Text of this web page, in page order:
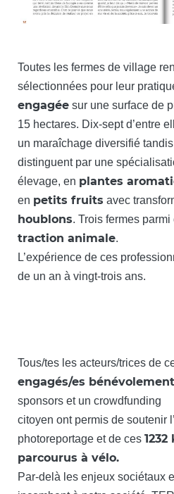
Toutes les fermes de village
sélectionnées pour leur
engagée sur une surface de
15 hectares. Dix-sept d’entre
un maraîchage diversifié
distinguent par une
élevage, en plantes
en petits fruits avec
houblons. Trois fermes parmi
traction animale.
L’expérience de ces
de un an à vingt-trois ans.
Tous/tes les acteurs/trices de
engagés/es bénévolement
sponsors et un crowdfunding
citoyen ont permis de soutenir
photoreportage et de ces
parcourus à vélo.
Par-delà les enjeux sociétaux